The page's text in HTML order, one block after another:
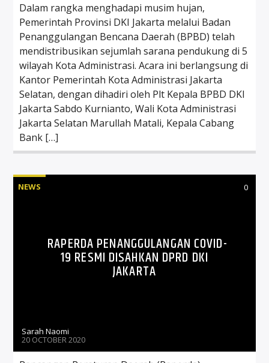
Dalam rangka menghadapi musim hujan,
Pemerintah Provinsi DKI Jakarta melalui Badan
Penanggulangan Bencana Daerah (BPBD) telah
mendistribusikan sejumlah sarana pendukung di 5
wilayah Kota Administrasi. Acara ini berlangsung di
Kantor Pemerintah Kota Administrasi Jakarta
Selatan, dengan dihadiri oleh Plt Kepala BPBD DKI
Jakarta Sabdo Kurnianto, Wali Kota Administrasi
Jakarta Selatan Marullah Matali, Kepala Cabang
Bank […]
NEWS 0
RAPERDA PENANGGULANGAN COVID-
19 RESMI DISAHKAN DPRD DKI
JAKARTA
Sarah Naomi
20 OCTOBER 2020